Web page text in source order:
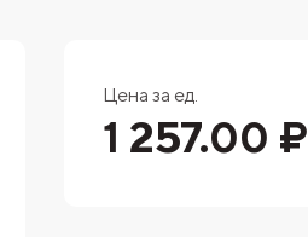
Цена за ед.
1 257.00 ₽